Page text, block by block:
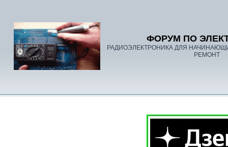
ФОРУМ ПО
РАДИОЭЛЕКТРОНИКА ДЛЯ
РЕМОНТ